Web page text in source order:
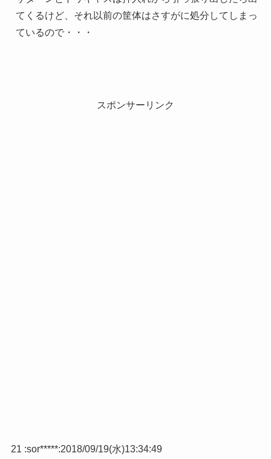
てくるけど、それ以前の筐体はさすがに処分してしまっ
ているので・・・
スポンサーリンク
21 :sor*****:2018/09/19(水)13:34:49